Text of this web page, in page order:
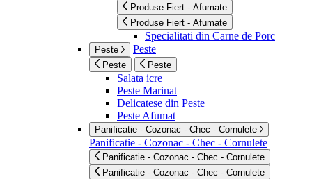
Produse Fiert - Afumate
Produse Fiert - Afumate
Specialitati din Carne de Porc
Peste Peste
Peste Peste
Salata icre
Peste Marinat
Delicatese din Peste
Peste Afumat
Panificatie - Cozonac - Chec - Cornulete
Panificatie - Cozonac - Chec - Cornulete
Panificatie - Cozonac - Chec - Cornulete
Panificatie - Cozonac - Chec - Cornulete